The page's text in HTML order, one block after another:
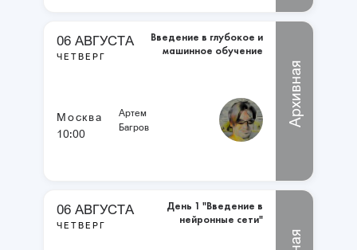
06 АВГУСТА
ЧЕТВЕРГ
Введение в глубокое и
машинное обучение
Москва
10:00
Артем
Багров
Архивная
06 АВГУСТА
ЧЕТВЕРГ
День 1 "Введение в
нейронные сети"